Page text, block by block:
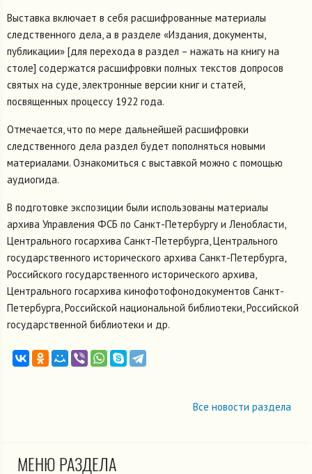
Выставка включает в себя расшифрованные материалы
следственного дела, а в разделе «Издания, документы,
публикации» [для перехода в раздел – нажать на книгу на
столе] содержатся расшифровки полных текстов допросов
святых на суде, электронные версии книг и статей,
посвященных процессу 1922 года.
Отмечается, что по мере дальнейшей расшифровки
следственного дела раздел будет пополняться новыми
материалами. Ознакомиться с выставкой можно с помощью
аудиогида.
В подготовке экспозиции были использованы материалы
архива Управления ФСБ по Санкт-Петербургу и Ленобласти,
Центрального госархива Санкт-Петербурга, Центрального
государственного исторического архива Санкт-Петербурга,
Российского государственного исторического архива,
Центрального госархива кинофотофонодокументов Санкт-
Петербурга, Российской национальной библиотеки, Российской
государственной библиотеки и др.
Все новости раздела
МЕНЮ РАЗДЕЛА